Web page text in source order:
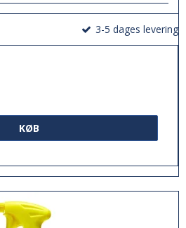
3-5 dages levering
KØB